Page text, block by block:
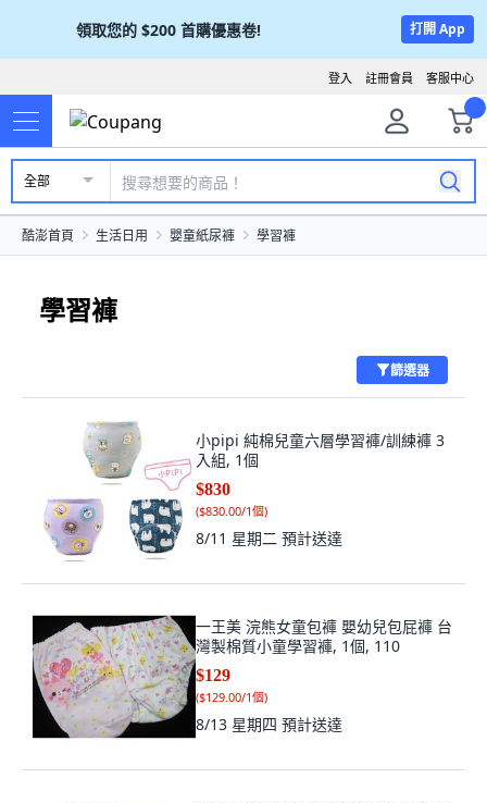
領取您的 $200 首購優惠卷! 打開 App
客服中心
註冊會員
登入
全部
酷澎首頁 生活日用 嬰童紙尿褲 學習褲
學習褲
篩選器
小pipi 純棉兒童六層學習褲/訓練褲 3
入組, 1個
$830
($830.00/1個)
8/11 星期二 預計送達
一王美 浣熊女童包褲 嬰幼兒包屁褲 台
灣製棉質小童學習褲, 1個, 110
$129
($129.00/1個)
8/13 星期四 預計送達